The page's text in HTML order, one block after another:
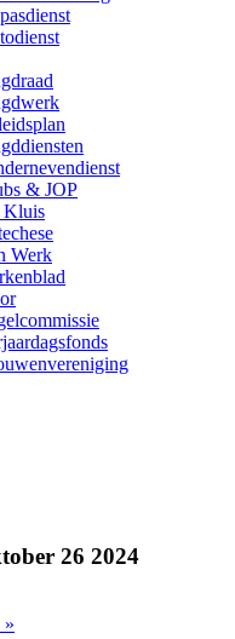
& JOP
Kluis
Werk
26 2024
»